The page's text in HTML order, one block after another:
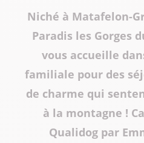
Niché à Matafelon-
Paradis les Gorges
vous accueille
familiale pour des
de charme qui
à la montagne !
Qualidog par